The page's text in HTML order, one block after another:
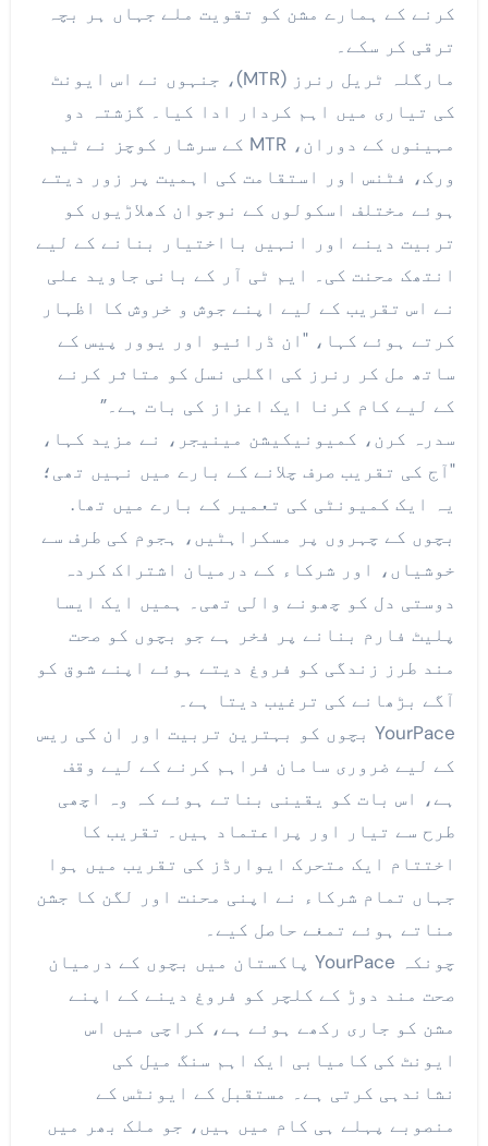
کرنے کے ہمارے مشن کو تقویت ملے جہاں ہر بچہ
ترقی کر سکے۔
مارگلہ ٹریل رنرز (MTR)، جنہوں نے اس ایونٹ
کی تیاری میں اہم کردار ادا کیا۔ گزشتہ دو
مہینوں کے دوران، MTR کے سرشار کوچز نے ٹیم
ورک، فٹنس اور استقامت کی اہمیت پر زور دیتے
ہوئے مختلف اسکولوں کے نوجوان کھلاڑیوں کو
تربیت دینے اور انہیں بااختیار بنانے کے لیے
انتھک محنت کی۔ ایم ٹی آر کے بانی جاوید علی
نے اس تقریب کے لیے اپنے جوش و خروش کا اظہار
کرتے ہوئے کہا، "ان ڈرائیو اور یوور پیس کے
ساتھ مل کر رنرز کی اگلی نسل کو متاثر کرنے
کے لیے کام کرنا ایک اعزاز کی بات ہے۔”
سدرہ کرن، کمیونیکیشن مینیجر، نے مزید کہا،
"آج کی تقریب صرف چلانے کے بارے میں نہیں تھی؛
یہ ایک کمیونٹی کی تعمیر کے بارے میں تھا.
بچوں کے چہروں پر مسکراہٹیں، ہجوم کی طرف سے
خوشیاں، اور شرکاء کے درمیان اشتراک کردہ
دوستی دل کو چھونے والی تھی۔ ہمیں ایک ایسا
پلیٹ فارم بنانے پر فخر ہے جو بچوں کو صحت
مند طرز زندگی کو فروغ دیتے ہوئے اپنے شوق کو
آگے بڑھانے کی ترغیب دیتا ہے۔
YourPace بچوں کو بہترین تربیت اور ان کی ریس
کے لیے ضروری سامان فراہم کرنے کے لیے وقف
ہے، اس بات کو یقینی بناتے ہوئے کہ وہ اچھی
طرح سے تیار اور پراعتماد ہیں۔ تقریب کا
اختتام ایک متحرک ایوارڈز کی تقریب میں ہوا
جہاں تمام شرکاء نے اپنی محنت اور لگن کا جشن
مناتے ہوئے تمغے حاصل کیے۔
چونکہ YourPace پاکستان میں بچوں کے درمیان
صحت مند دوڑ کے کلچر کو فروغ دینے کے اپنے
مشن کو جاری رکھے ہوئے ہے، کراچی میں اس
ایونٹ کی کامیابی ایک اہم سنگ میل کی
نشاندہی کرتی ہے۔ مستقبل کے ایونٹس کے
منصوبے پہلے ہی کام میں ہیں، جو ملک بھر میں